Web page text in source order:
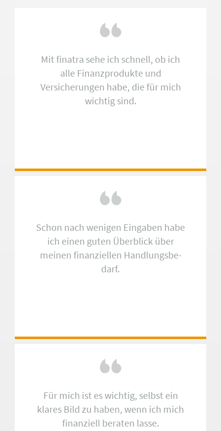
Mit finatra sehe ich schnell, ob ich
alle Finanzprodukte und
Versicherungen habe, die für mich
wichtig sind.
Schon nach wenigen Eingaben habe
ich einen guten Über­blick über
meinen fi­nan­ziel­len Hand­lungs­be­
darf.
Für mich ist es wichtig, selbst ein
klares Bild zu haben, wenn ich mich
finanziell beraten lasse.